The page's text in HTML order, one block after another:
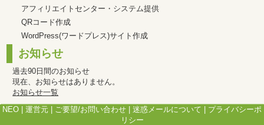
アフィリエイトセンター・システム提供
QRコード作成
WordPress(ワードプレス)サイト作成
お知らせ
過去90日間のお知らせ
現在、お知らせはありません。
お知らせ一覧
NEO | 運営元 | ご要望/お問い合わせ | 迷惑メールについて | プライバシーポ
リシー